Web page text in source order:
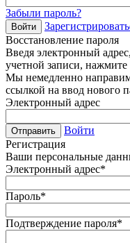
Забыли пароль?
Войти
Восстановление пароля
Введя электронный
учетной записи,
Мы немедленно
ссылкой на ввод нового
Электронный адрес
Отправить
Войти
Регистрация
Ваши персональные
Электронный адрес*
Пароль*
Подтверждение пароля*